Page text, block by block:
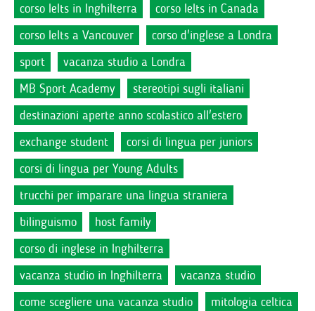
corso Ielts in Inghilterra
corso Ielts in Canada
corso Ielts a Vancouver
corso d'inglese a Londra
sport
vacanza studio a Londra
MB Sport Academy
stereotipi sugli italiani
destinazioni aperte anno scolastico all'estero
exchange student
corsi di lingua per juniors
corsi di lingua per Young Adults
trucchi per imparare una lingua straniera
bilinguismo
host family
corso di inglese in Inghilterra
vacanza studio in Inghilterra
vacanza studio
come scegliere una vacanza studio
mitologia celtica